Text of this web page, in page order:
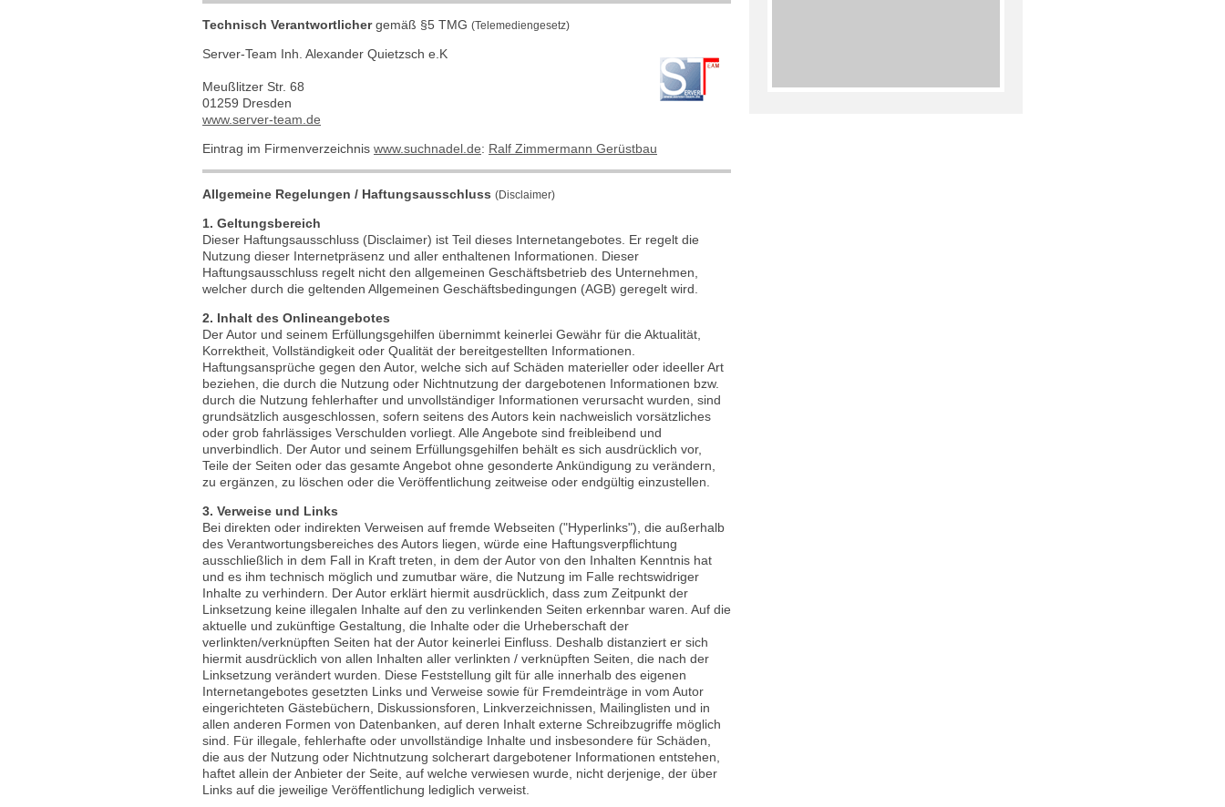
Technisch Verantwortlichergemäß §5 TMG (Telemediengesetz)
Server-Team Inh. Alexander Quietzsch e.K
Meußlitzer Str. 68
01259 Dresden
www.server-team.de
Eintrag im Firmenverzeichnis www.suchnadel.de: Ralf Zimmermann Gerüstbau
Allgemeine Regelungen / Haftungsausschluss (Disclaimer)
1. Geltungsbereich
Dieser Haftungsausschluss (Disclaimer) ist Teil dieses Internetangebotes. Er regelt die
Nutzung dieser Internetpräsenz und aller enthaltenen Informationen. Dieser
Haftungsausschluss regelt nicht den allgemeinen Geschäftsbetrieb des Unternehmen,
welcher durch die geltenden Allgemeinen Geschäftsbedingungen (AGB) geregelt wird.
2. Inhalt des Onlineangebotes
Der Autor und seinem Erfüllungsgehilfen übernimmt keinerlei Gewähr für die Aktualität,
Korrektheit, Vollständigkeit oder Qualität der bereitgestellten Informationen.
Haftungsansprüche gegen den Autor, welche sich auf Schäden materieller oder ideeller Art
beziehen, die durch die Nutzung oder Nichtnutzung der dargebotenen Informationen bzw.
durch die Nutzung fehlerhafter und unvollständiger Informationen verursacht wurden, sind
grundsätzlich ausgeschlossen, sofern seitens des Autors kein nachweislich vorsätzliches
oder grob fahrlässiges Verschulden vorliegt. Alle Angebote sind freibleibend und
unverbindlich. Der Autor und seinem Erfüllungsgehilfen behält es sich ausdrücklich vor,
Teile der Seiten oder das gesamte Angebot ohne gesonderte Ankündigung zu verändern,
zu ergänzen, zu löschen oder die Veröffentlichung zeitweise oder endgültig einzustellen.
3. Verweise und Links
Bei direkten oder indirekten Verweisen auf fremde Webseiten ("Hyperlinks"), die außerhalb
des Verantwortungsbereiches des Autors liegen, würde eine Haftungsverpflichtung
ausschließlich in dem Fall in Kraft treten, in dem der Autor von den Inhalten Kenntnis hat
und es ihm technisch möglich und zumutbar wäre, die Nutzung im Falle rechtswidriger
Inhalte zu verhindern. Der Autor erklärt hiermit ausdrücklich, dass zum Zeitpunkt der
Linksetzung keine illegalen Inhalte auf den zu verlinkenden Seiten erkennbar waren. Auf die
aktuelle und zukünftige Gestaltung, die Inhalte oder die Urheberschaft der
verlinkten/verknüpften Seiten hat der Autor keinerlei Einfluss. Deshalb distanziert er sich
hiermit ausdrücklich von allen Inhalten aller verlinkten / verknüpften Seiten, die nach der
Linksetzung verändert wurden. Diese Feststellung gilt für alle innerhalb des eigenen
Internetangebotes gesetzten Links und Verweise sowie für Fremdeinträge in vom Autor
eingerichteten Gästebüchern, Diskussionsforen, Linkverzeichnissen, Mailinglisten und in
allen anderen Formen von Datenbanken, auf deren Inhalt externe Schreibzugriffe möglich
sind. Für illegale, fehlerhafte oder unvollständige Inhalte und insbesondere für Schäden,
die aus der Nutzung oder Nichtnutzung solcherart dargebotener Informationen entstehen,
haftet allein der Anbieter der Seite, auf welche verwiesen wurde, nicht derjenige, der über
Links auf die jeweilige Veröffentlichung lediglich verweist.